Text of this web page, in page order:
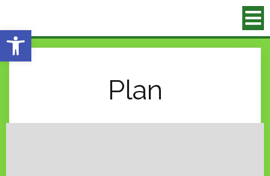
Eszköztár megnyitása
Plan